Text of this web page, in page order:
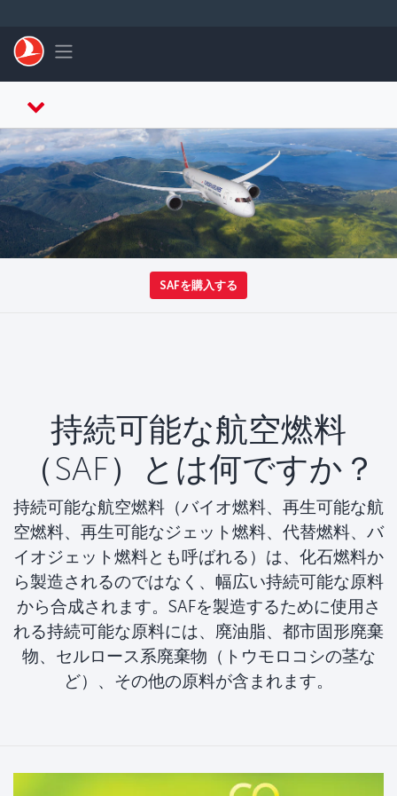
Toggle navigation
SAFを購入する
持続可能な航空燃料
（SAF）とは何ですか？
持続可能な航空燃料（バイオ燃料、再生可能な航
空燃料、再生可能なジェット燃料、代替燃料、バ
イオジェット燃料とも呼ばれる）は、化石燃料か
ら製造されるのではなく、幅広い持続可能な原料
から合成されます。SAFを製造するために使用さ
れる持続可能な原料には、廃油脂、都市固形廃棄
物、セルロース系廃棄物（トウモロコシの茎な
ど）、その他の原料が含まれます。